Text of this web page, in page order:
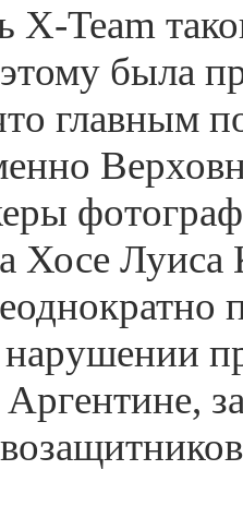
X-Team
была
главным
Хосе Луиса